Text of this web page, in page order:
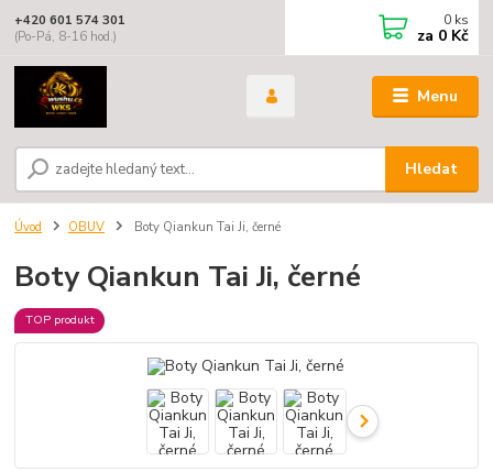
Menu
Hledat
+420 601 574 301
(Po-Pá, 8-16 hod.)
0 ks
za 0 Kč
Úvod OBUV Boty Qiankun Tai Ji, černé
Boty Qiankun Tai Ji, černé
TOP produkt